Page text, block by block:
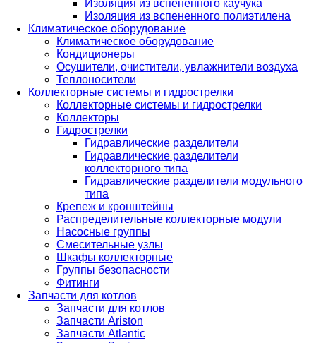
Изоляция из вспененного каучука
Изоляция из вспененного полиэтилена
Климатическое оборудование
Климатическое оборудование
Кондиционеры
Осушители, очистители, увлажнители воздуха
Теплоносители
Коллекторные системы и гидрострелки
Коллекторные системы и гидрострелки
Коллекторы
Гидрострелки
Гидравлические разделители
Гидравлические разделители
коллекторного типа
Гидравлические разделители модульного
типа
Крепеж и кронштейны
Распределительные коллекторные модули
Насосные группы
Смесительные узлы
Шкафы коллекторные
Группы безопасности
Фитинги
Запчасти для котлов
Запчасти для котлов
Запчасти Ariston
Запчасти Atlantic